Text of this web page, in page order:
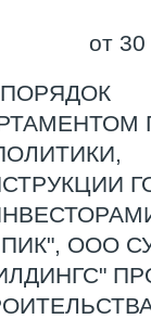
от
ПОРЯДОК
ООО